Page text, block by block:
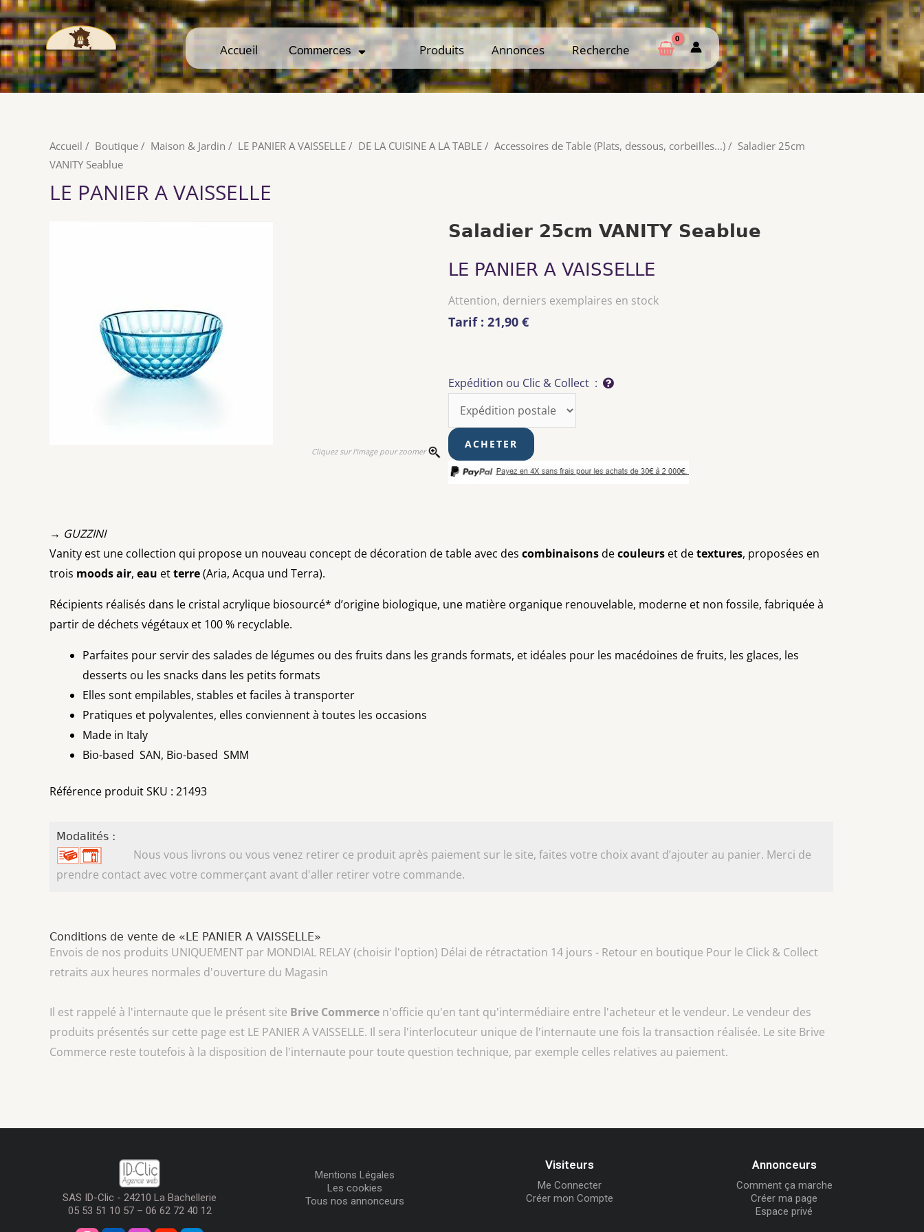
Accueil Commerces Produits Annonces Recherche
Accueil Commerces Produits Annonces Recherche
Accueil / Boutique / Maison & Jardin / LE PANIER A VAISSELLE / DE LA CUISINE A LA TABLE / Accessoires de Table (Plats, dessous, corbeilles...) / Saladier 25cm
VANITY Seablue
LE PANIER A VAISSELLE
Cliquez sur l'image pour zoomer
Saladier 25cm VANITY Seablue
LE PANIER A VAISSELLE
Attention, derniers exemplaires en stock
Tarif : 21,90 €
Expédition ou Clic & Collect :
→ GUZZINI
Vanity est une collection qui propose un nouveau concept de décoration de table avec des combinaisonsdecouleurs et detextures, proposées en
trois moodsair, eau etterre(Aria, Acqua und Terra).
Récipients réalisés dans le cristal acrylique biosourcé* d’origine biologique, une matière organique renouvelable, moderne et non fossile, fabriquée à
partir de déchets végétaux et 100 % recyclable.
Parfaites pour servir des salades de légumes ou des fruits dans les grands formats, et idéales pour les macédoines de fruits, les glaces, les
desserts ou les snacks dans les petits formats
Elles sont empilables, stables et faciles à transporter
Pratiques et polyvalentes, elles conviennent à toutes les occasions
Made in Italy
Bio-based SAN, Bio-based SMM
Référence produit SKU : 21493
Modalités :
Nous vous livrons ou vous venez retirer ce produit après paiement sur le site, faites votre choix avant d’ajouter au panier. Merci de
prendre contact avec votre commerçant avant d'aller retirer votre commande.
Conditions de vente de «LE PANIER A VAISSELLE»
Envois de nos produits UNIQUEMENT par MONDIAL RELAY (choisir l'option) Délai de rétractation 14 jours - Retour en boutique Pour le Click & Collect
retraits aux heures normales d'ouverture du Magasin
Il est rappelé à l'internaute que le présent site Brive Commerce n'officie qu'en tant qu'intermédiaire entre l'acheteur et le vendeur. Le vendeur des
produits présentés sur cette page est LE PANIER A VAISSELLE. Il sera l'interlocuteur unique de l'internaute une fois la transaction réalisée. Le site Brive
Commerce reste toutefois à la disposition de l'internaute pour toute question technique, par exemple celles relatives au paiement.
SAS ID-Clic - 24210 La Bachellerie
05 53 51 10 57 – 06 62 72 40 12
Mentions Légales
Les cookies
Tous nos annonceurs
Visiteurs
Me Connecter
Créer mon Compte
Annonceurs
Comment ça marche
Créer ma page
Espace privé